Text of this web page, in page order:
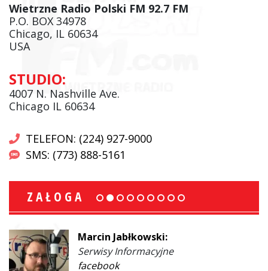
Wietrzne Radio Polski FM 92.7 FM
P.O. BOX 34978
Chicago, IL 60634
USA
STUDIO:
4007 N. Nashville Ave.
Chicago IL 60634
TELEFON: (224) 927-9000
SMS: (773) 888-5161
ZAŁOGA
Marcin Jabłkowski:
Serwisy Informacyjne
facebook